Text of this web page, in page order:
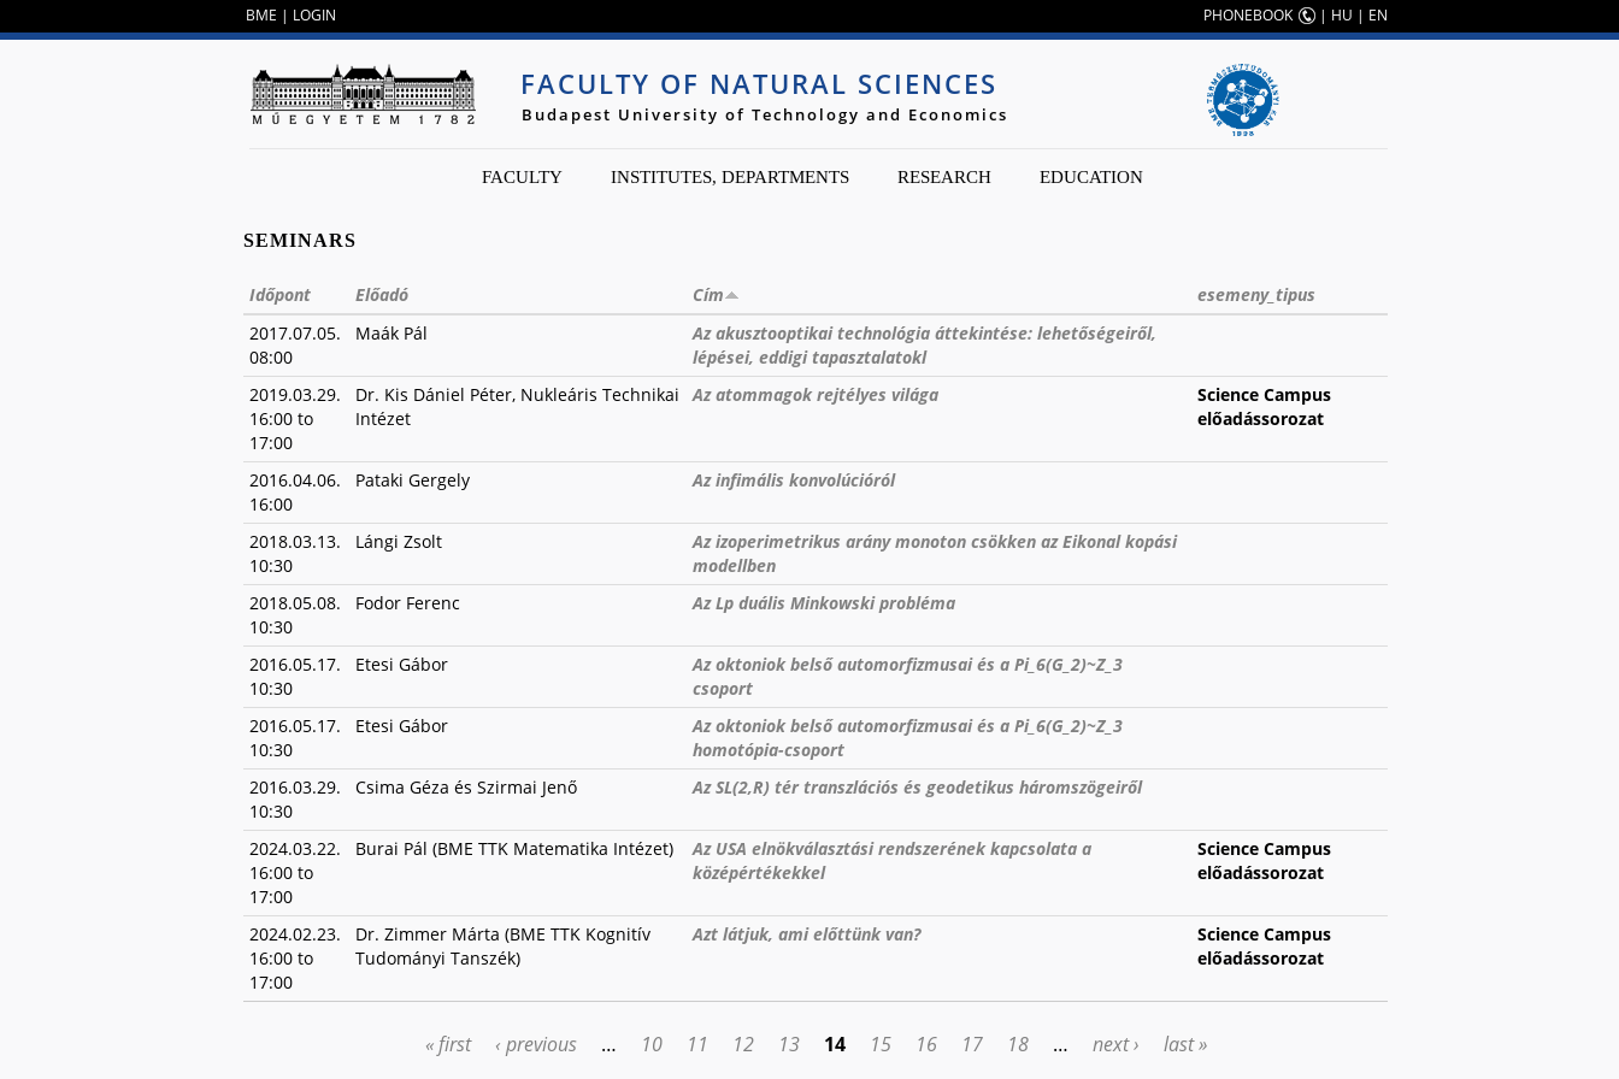
BME | LOGIN PHONEBOOK | HU | EN
FACULTY OF NATURAL SCIENCES
Budapest University of Technology and Economics
FACULTY INSTITUTES, DEPARTMENTS RESEARCH EDUCATION
SEMINARS
Időpont Előadó Cím
esemeny_tipus
2017.07.05.
08:00
Maák Pál
Az akusztooptikai technológia áttekintése: lehetőségeiről,
lépései, eddigi tapasztalatokl
2019.03.29.
16:00 to
17:00
Dr. Kis Dániel Péter, Nukleáris Technikai
Intézet
Az atommagok rejtélyes világa
Science Campus
előadássorozat
2016.04.06.
16:00
Pataki Gergely Az infimális konvolúcióról
2018.03.13.
10:30
Lángi Zsolt
Az izoperimetrikus arány monoton csökken az Eikonal kopási
modellben
2018.05.08.
10:30
Fodor Ferenc Az Lp duális Minkowski probléma
2016.05.17.
10:30
Etesi Gábor
Az oktoniok belső automorfizmusai és a Pi_6(G_2)~Z_3
csoport
2016.05.17.
10:30
Etesi Gábor
Az oktoniok belső automorfizmusai és a Pi_6(G_2)~Z_3
homotópia-csoport
2016.03.29.
10:30
Csima Géza és Szirmai Jenő Az SL(2,R) tér transzlációs és geodetikus háromszögeiről
2024.03.22.
16:00 to
17:00
Burai Pál (BME TTK Matematika Intézet)
Az USA elnökválasztási rendszerének kapcsolata a
középértékekkel
Science Campus
előadássorozat
2024.02.23.
16:00 to
17:00
Dr. Zimmer Márta (BME TTK Kognitív
Tudományi Tanszék)
Azt látjuk, ami előttünk van?
Science Campus
előadássorozat
« first ‹ previous … 10 11 12 13 14 15 16 17 18 … next › last »